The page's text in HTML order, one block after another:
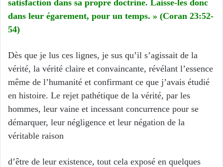
satisfaction dans sa propre doctrine. Laisse-les donc
dans leur égarement, pour un temps. » (Coran 23:52-
54)
Dès que je lus ces lignes, je sus qu’il s’agissait de la
vérité, la vérité claire et convaincante, révélant l’essence
même de l’humanité et confirmant ce que j’avais étudié
en histoire. Le rejet pathétique de la vérité, par les
hommes, leur vaine et incessant concurrence pour se
démarquer, leur négligence et leur négation de la
véritable raison
d’être de leur existence, tout cela exposé en quelques